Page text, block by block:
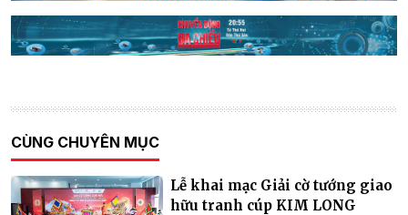
CÙNG CHUYÊN MỤC
Lễ khai mạc Giải cờ tướng giao
hữu tranh cúp KIM LONG